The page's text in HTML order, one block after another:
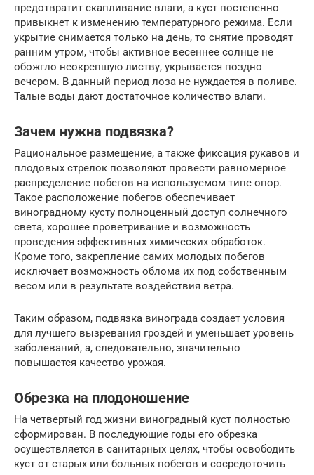
предотвратит скапливание влаги, а куст постепенно
привыкнет к изменению температурного режима. Если
укрытие снимается только на день, то снятие проводят
ранним утром, чтобы активное весеннее солнце не
обожгло неокрепшую листву, укрывается поздно
вечером. В данный период лоза не нуждается в поливе.
Талые воды дают достаточное количество влаги.
Зачем нужна подвязка?
Рациональное размещение, а также фиксация рукавов и
плодовых стрелок позволяют провести равномерное
распределение побегов на используемом типе опор.
Такое расположение побегов обеспечивает
виноградному кусту полноценный доступ солнечного
света, хорошее проветривание и возможность
проведения эффективных химических обработок.
Кроме того, закрепление самих молодых побегов
исключает возможность облома их под собственным
весом или в результате воздействия ветра.
Таким образом, подвязка винограда создает условия
для лучшего вызревания гроздей и уменьшает уровень
заболеваний, а, следовательно, значительно
повышается качество урожая.
Обрезка на плодоношение
На четвертый год жизни виноградный куст полностью
сформирован. В последующие годы его обрезка
осуществляется в санитарных целях, чтобы освободить
куст от старых или больных побегов и сосредоточить